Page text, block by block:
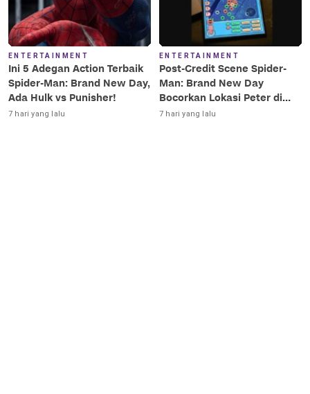
ENTERTAINMENT
Ini 5 Adegan Action Terbaik
Spider-Man: Brand New Day,
Ada Hulk vs Punisher!
7 hari yang lalu
ENTERTAINMENT
Post-Credit Scene Spider-
Man: Brand New Day
Bocorkan Lokasi Peter di
Luar Angkasa!
7 hari yang lalu